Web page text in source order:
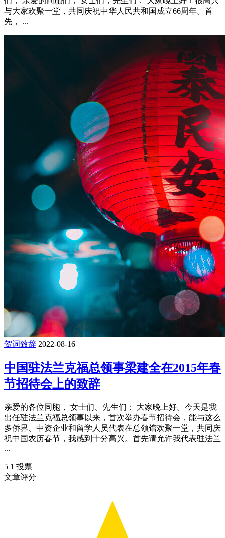
2022-08-18
中国驻法兰克福总领事梁建全在2015年国
庆招待会上的致辞
尊敬的魏因迈斯特国务秘书， 尊敬的法兰克福市议会泽格勒
议长， 尊敬的各位法兰克福市市政委员， 尊敬的领团同事
们， 亲爱的同胞们， 女士们，先生们： 大家晚上好！很高兴
与大家欢聚一堂，共同庆祝中华人民共和国成立66周年。首
先， ...